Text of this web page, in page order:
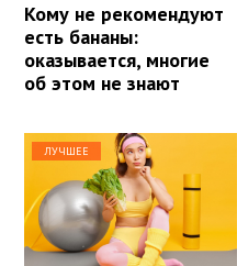
Кому не рекомендуют
есть бананы:
оказывается, многие
об этом не знают
ЛУЧШЕЕ